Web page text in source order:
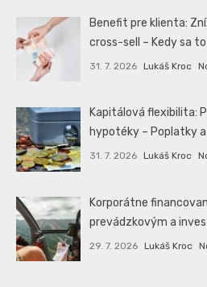
Benefit pre klienta:
cross-sell – Kedy sa
31. 7. 2026 Lukáš Kroc
Kapitálová flexibilita:
hypotéky – Poplatky
31. 7. 2026 Lukáš Kroc
Korporátne
prevádzkovým a
29. 7. 2026 Lukáš Kroc